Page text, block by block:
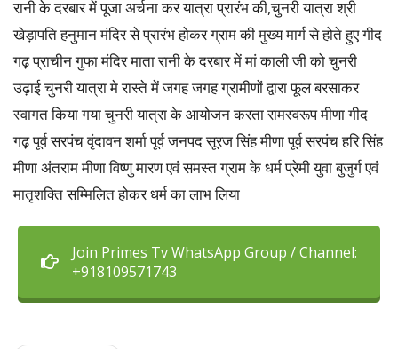
रानी के दरबार में पूजा अर्चना कर यात्रा प्रारंभ की,चुनरी यात्रा श्री
खेड़ापति हनुमान मंदिर से प्रारंभ होकर ग्राम की मुख्य मार्ग से होते हुए गीद
गढ़ प्राचीन गुफा मंदिर माता रानी के दरबार में मां काली जी को चुनरी
उढ़ाई चुनरी यात्रा मे रास्ते में जगह जगह ग्रामीणों द्वारा फूल बरसाकर
स्वागत किया गया चुनरी यात्रा के आयोजन करता रामस्वरूप मीणा गीद
गढ़ पूर्व सरपंच वृंदावन शर्मा पूर्व जनपद सूरज सिंह मीणा पूर्व सरपंच हरि सिंह
मीणा अंतराम मीणा विष्णु मारण एवं समस्त ग्राम के धर्म प्रेमी युवा बुजुर्ग एवं
मातृशक्ति सम्मिलित होकर धर्म का लाभ लिया
Join Primes Tv WhatsApp Group / Channel:
+918109571743